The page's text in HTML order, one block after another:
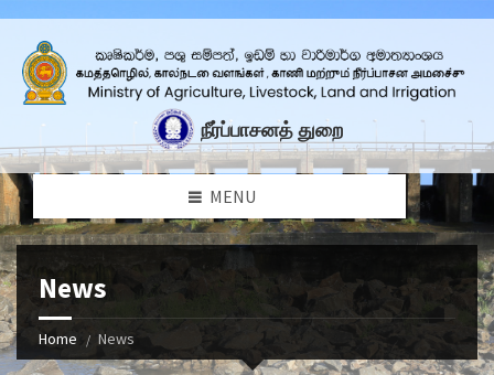
நீர்ப்பாசனத் துறை
MENU
News
Home News